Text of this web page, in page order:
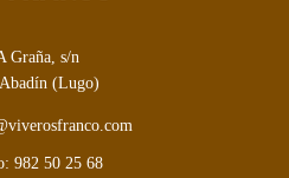
Graña, s/n
(Lugo)
982 50 25 68